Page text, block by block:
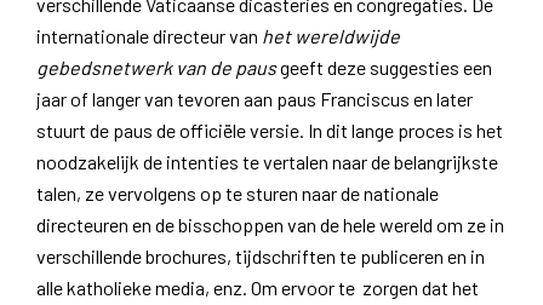
internationale directeur van het wereldwijde
gebedsnetwerk van de pausgeeft deze suggesties een
jaar of langer van tevoren aan paus Franciscus en later
stuurt de paus de officiële versie. In dit lange proces is het
noodzakelijk de intenties te vertalen naar de belangrijkste
talen, ze vervolgens op te sturen naar de nationale
directeuren en de bisschoppen van de hele wereld om ze in
verschillende brochures, tijdschriften te publiceren en in
alle katholieke media, enz. Om ervoor te zorgen dat het